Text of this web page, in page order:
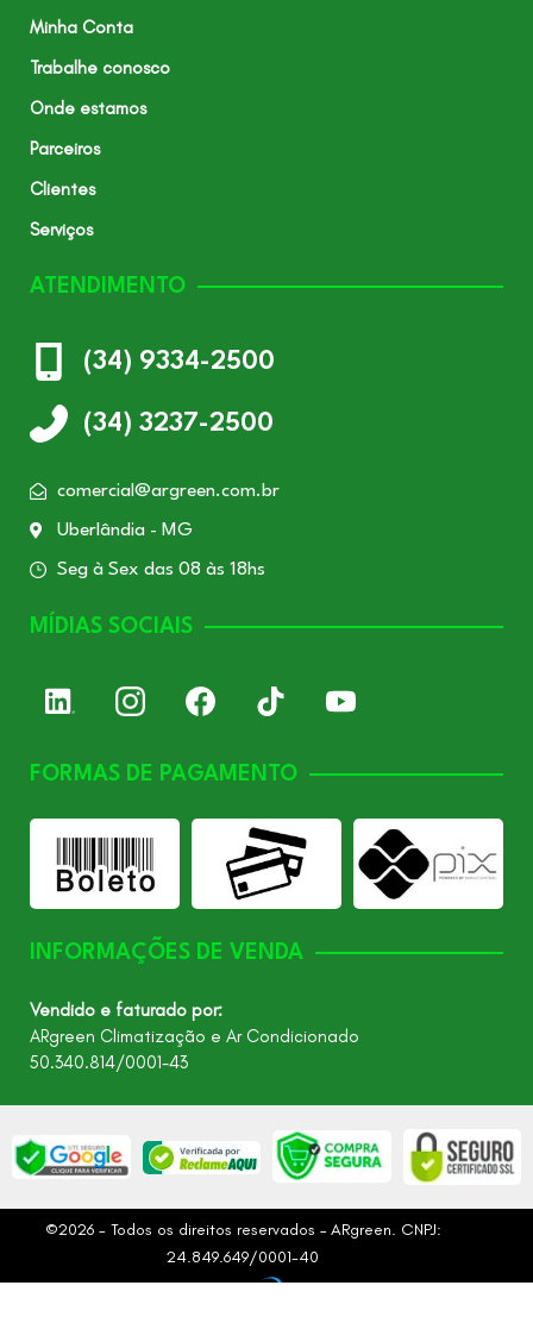
Minha Conta
Trabalhe conosco
Onde estamos
Parceiros
Clientes
Serviços
ATENDIMENTO
(34) 9334-2500
(34) 3237-2500
comercial@argreen.com.br
Uberlândia - MG
Seg à Sex das 08 às 18hs
MÍDIAS SOCIAIS
FORMAS DE PAGAMENTO
INFORMAÇÕES DE VENDA
Vendido e faturado por:
ARgreen Climatização e Ar Condicionado
50.340.814/0001-43
©2026 - Todos os direitos reservados – ARgreen. CNPJ:
24.849.649/0001-40